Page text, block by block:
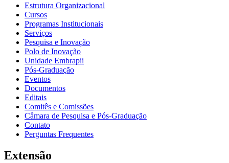
Estrutura Organizacional
Cursos
Programas Institucionais
Serviços
Pesquisa e Inovação
Polo de Inovação
Unidade Embrapii
Pós-Graduação
Eventos
Documentos
Editais
Comitês e Comissões
Câmara de Pesquisa e Pós-Graduação
Contato
Perguntas Frequentes
Extensão